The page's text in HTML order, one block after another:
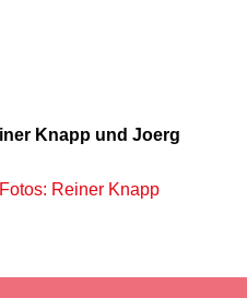
Knapp und Joerg
Reiner Knapp